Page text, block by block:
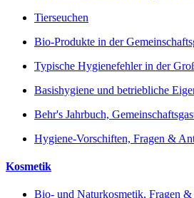
Tierseuchen
Bio-Produkte in der
Typische Hygienefehler in der
Basishygiene und betriebliche
Behr's Jahrbuch,
Hygiene-Vorschiften, Fragen &
Kosmetik
Bio- und Naturkosmetik, Fragen